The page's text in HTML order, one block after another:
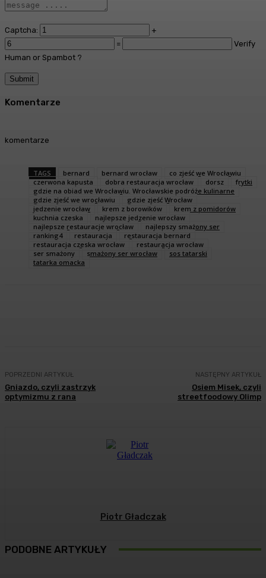
Captcha:
+
=
Verify
Human or Spambot ?
Komentarze
komentarze
TAGS bernard bernard wrocław
co zjeść we Wrocławiu
czerwona kapusta
dobra restauracja wrocław dorsz
frytki
gdzie na obiad we Wrocławiu. Wrocławskie podróże kulinarne
gdzie zjeść we wrocławiu
gdzie zjeść Wrocław
jedzenie wrocław
krem z borowików
krem z pomidorów
kuchnia czeska
najlepsze jedzenie wrocław
najlepsze restauracje wrocław
najlepszy smażony ser
ranking4
restauracja
restauracja bernard
restauracja czeska wrocław
restauracja wrocław
ser smażony
smażony ser wrocław
sos tatarski
tatarka omacka
POPRZEDNI ARTYKUŁ
Gniazdo, czyli zastrzyk
optymizmu z rana
NASTĘPNY ARTYKUŁ
Osiem Misek, czyli
streetfoodowy Olimp
Piotr Gładczak
PODOBNE ARTYKUŁY